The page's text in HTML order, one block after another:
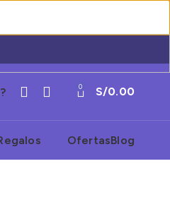
0 S/0.00
OfertasBlog